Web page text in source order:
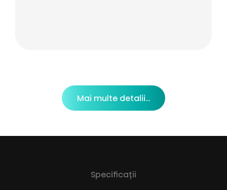
Mai multe detalii...
Specificaţii